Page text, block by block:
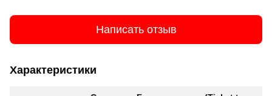
Написать отзыв
Характеристики